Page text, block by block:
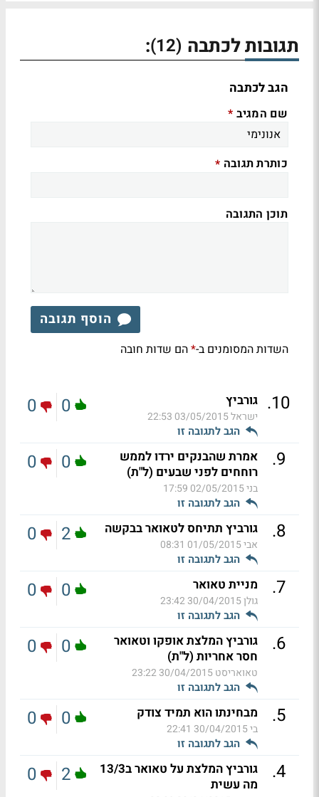
תגובות לכתבה (12)
:
הגב לכתבה
שם המגיב *
כותרת תגובה *
תוכן התגובה
הוסף תגובה
השדות המסומנים ב-*הם שדות חובה
10
. גורביץ
ישראל03/05/2015 22:53
הגב לתגובה זו
0
0
9
.
אמרת שהבנקים ירדו לממש
רוחחים לפני שבעים (ל"ת)
בני02/05/2015 17:59
הגב לתגובה זו
0
0
8
. גורביץ תתיחס לטאואר בבקשה
אבי01/05/2015 08:31
הגב לתגובה זו
2
0
7
. מניית טאואר
גולן30/04/2015 23:42
הגב לתגובה זו
0
0
6
.
גורביץ המלצת אופקו וטאואר
חסר אחריות (ל"ת)
טאואריסט30/04/2015 23:22
הגב לתגובה זו
0
0
5
. מבחינתו הוא תמיד צודק
בי30/04/2015 22:41
הגב לתגובה זו
0
0
4
.
גורביץ המלצת על טאואר ב13/3
מה עשית
2
0